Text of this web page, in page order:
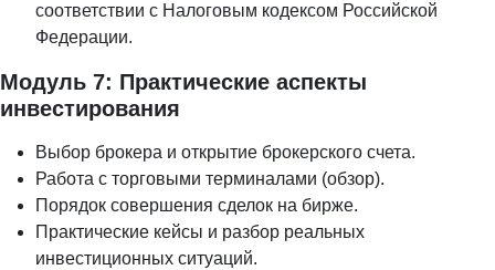
соответствии с Налоговым кодексом Российской
Федерации.
Модуль 7: Практические аспекты
инвестирования
Выбор брокера и открытие брокерского счета.
Работа с торговыми терминалами (обзор).
Порядок совершения сделок на бирже.
Практические кейсы и разбор реальных
инвестиционных ситуаций.